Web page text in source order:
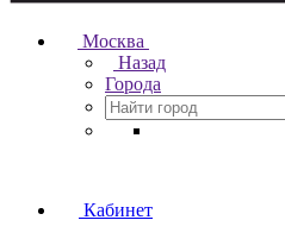
Москва
Назад
Города
Кабинет